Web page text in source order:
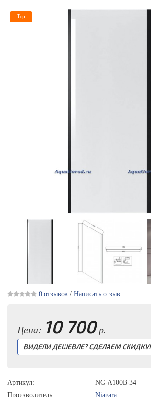
Top
0 отзывов / Написать отзыв
Цена: 10 700р.
ВИДЕЛИ ДЕШЕВЛЕ? СДЕЛАЕМ СКИДКУ!
Артикул:
NG-A100B-34
Производитель:
Niagara